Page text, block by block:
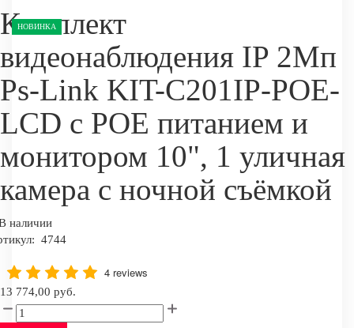
НОВИНКА
Комплект
видеонаблюдения IP 2Мп
Ps-Link KIT-C201IP-POE-
LCD с POE питанием и
монитором 10", 1 уличная
камера с ночной съёмкой
наличии
4744
4 reviews
13 774,00 руб.